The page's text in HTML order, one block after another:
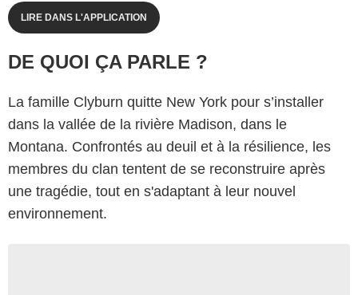
LIRE DANS L'APPLICATION
DE QUOI ÇA PARLE ?
La famille Clyburn quitte New York pour s’installer
dans la vallée de la rivière Madison, dans le
Montana. Confrontés au deuil et à la résilience, les
membres du clan tentent de se reconstruire après
une tragédie, tout en s'adaptant à leur nouvel
environnement.